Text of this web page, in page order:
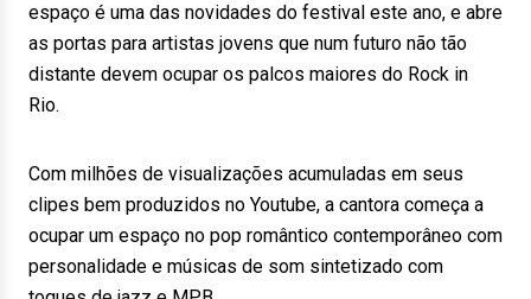
espaço é uma das novidades do festival este ano, e abre
as portas para artistas jovens que num futuro não tão
distante devem ocupar os palcos maiores do Rock in
Rio.
Com milhões de visualizações acumuladas em seus
clipes bem produzidos no Youtube, a cantora começa a
ocupar um espaço no pop romântico contemporâneo com
personalidade e músicas de som sintetizado com